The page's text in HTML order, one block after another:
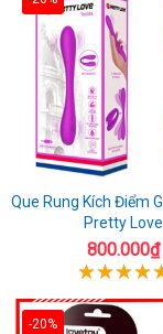
Que Rung Kích Điểm
Pretty Love
800.000₫
-20%